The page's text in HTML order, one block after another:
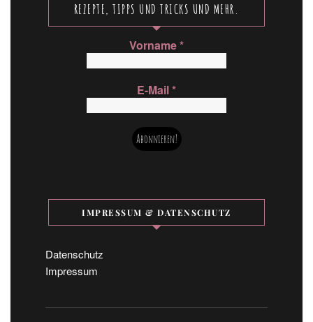
REZEPTE, TIPPS UND TRICKS UND MEHR.
Vorname*
E-Mail*
IMPRESSUM & DATENSCHUTZ
Datenschutz
Impressum